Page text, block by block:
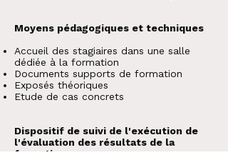
Moyens pédagogiques et techniques
Accueil des stagiaires dans une salle
dédiée à la formation
Documents supports de formation
Exposés théoriques
Etude de cas concrets
Dispositif de suivi de l'exécution de
l'évaluation des résultats de la
formation